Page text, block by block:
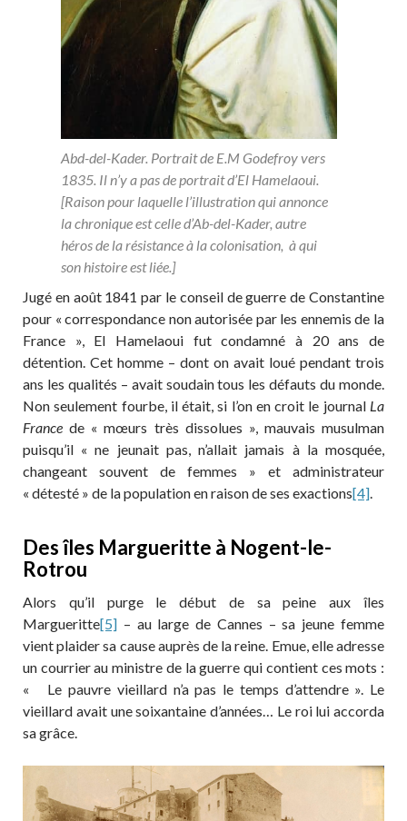
Abd-del-Kader. Portrait de E.M Godefroy vers
1835. Il n’y a pas de portrait d’El Hamelaoui.
[Raison pour laquelle l’illustration qui annonce
la chronique est celle d’Ab-del-Kader, autre
héros de la résistance à la colonisation, à qui
son histoire est liée.]
Jugé en août 1841 par le conseil de guerre de Constantine
pour « correspondance non autorisée par les ennemis de la
France », El Hamelaoui fut condamné à 20 ans de
détention. Cet homme – dont on avait loué pendant trois
ans les qualités – avait soudain tous les défauts du monde.
Non seulement fourbe, il était, si l’on en croit le journal La
France de « mœurs très dissolues », mauvais musulman
puisqu’il « ne jeunait pas, n’allait jamais à la mosquée,
changeant souvent de femmes » et administrateur
« détesté » de la population en raison de ses exactions[4]
Des îles Margueritte à Nogent-le-
Rotrou
Alors qu’il purge le début de sa peine aux îles
Margueritte[5] – au large de Cannes – sa jeune femme
vient plaider sa cause auprès de la reine. Emue, elle adresse
un courrier au ministre de la guerre qui contient ces mots :
« Le pauvre vieillard n’a pas le temps d’attendre ». Le
vieillard avait une soixantaine d’années… Le roi lui accorda
sa grâce.